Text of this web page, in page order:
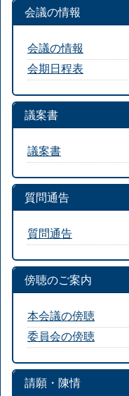
会議の情報
会議の情報
会期日程表
議案書
議案書
質問通告
質問通告
傍聴のご案内
本会議の傍聴
委員会の傍聴
請願・陳情